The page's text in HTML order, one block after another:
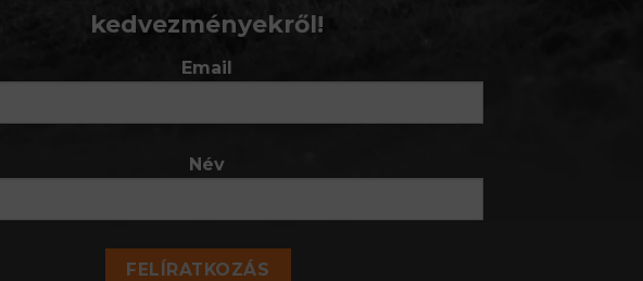
kedvezményekről!
Email
Név
FELÍRATKOZÁS